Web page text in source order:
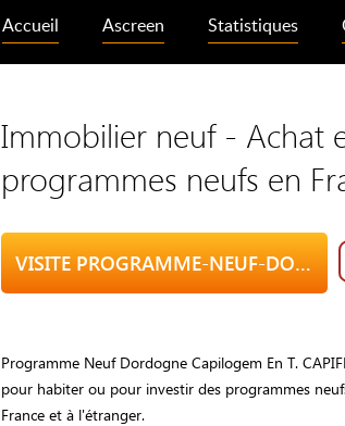
Accueil Ascreen Statistiques
Immobilier neuf - Achat
programmes neufs en
VISITE PROGRAMME-NEUF-DORDOGNE.CAPI-LOGEMENT-NEUF.FR
Programme Neuf Dordogne Capilogem En T.
pour habiter ou pour investir des programmes
France et à l'étranger.